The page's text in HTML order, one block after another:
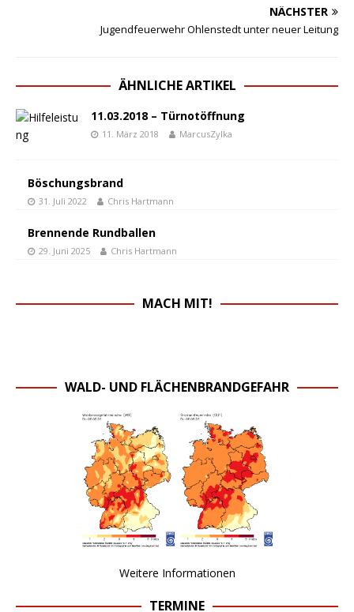
NÄCHSTER
Jugendfeuerwehr Ohlenstedt unter neuer Leitung
ÄHNLICHE ARTIKEL
11.03.2018 – Türnotöffnung
11. März 2018 MarcusZylka
Böschungsbrand
31. Juli 2022 Chris Hartmann
Brennende Rundballen
29. Juni 2025 Chris Hartmann
MACH MIT!
WALD- UND FLÄCHENBRANDGEFAHR
Weitere Informationen
TERMINE